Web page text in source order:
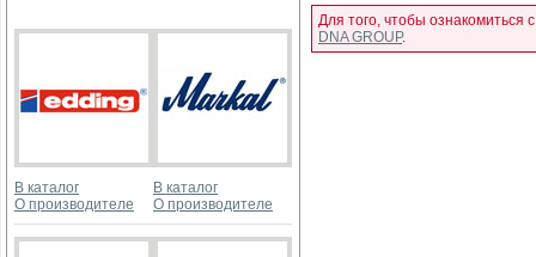
В каталог
О производителе
В каталог
О производителе
Для того, чтобы ознакомиться
DNA GROUP.